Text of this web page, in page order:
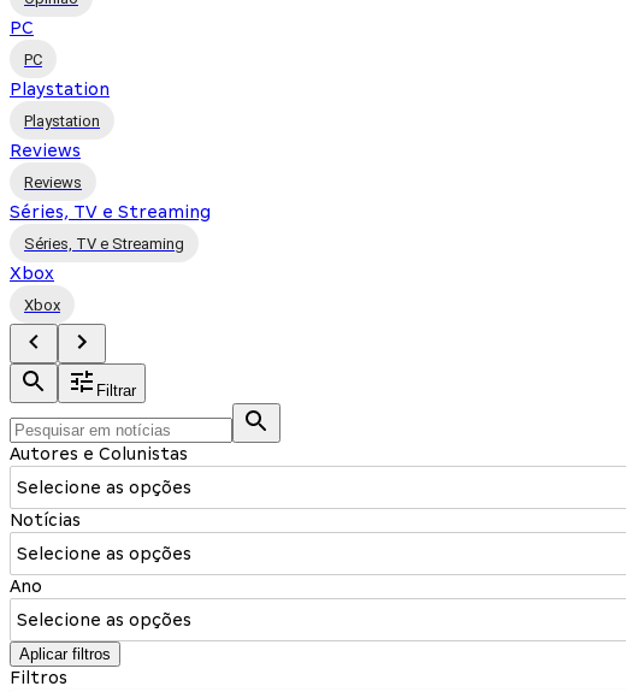
PC
PC
Playstation
Playstation
Reviews
Reviews
Séries, TV e Streaming
Séries, TV e Streaming
Xbox
Xbox
Filtrar
Autores e Colunistas
Selecione as opções
Notícias
Selecione as opções
Ano
Selecione as opções
Aplicar filtros
Filtros